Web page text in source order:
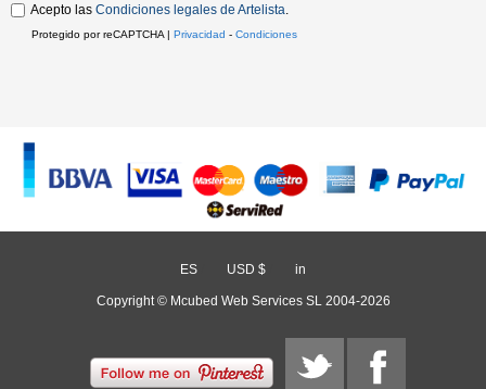
Acepto las Condiciones legales de Artelista.
Protegido por reCAPTCHA | Privacidad - Condiciones
ES USD $ in
Copyright © Mcubed Web Services SL 2004-2026